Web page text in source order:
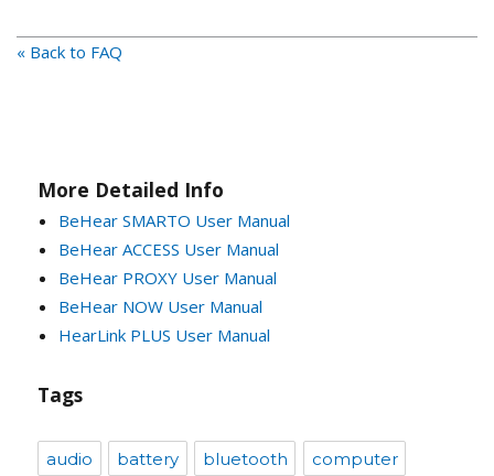
« Back to FAQ
More Detailed Info
BeHear SMARTO User Manual
BeHear ACCESS User Manual
BeHear PROXY User Manual
BeHear NOW User Manual
HearLink PLUS User Manual
Tags
audio battery bluetooth computer